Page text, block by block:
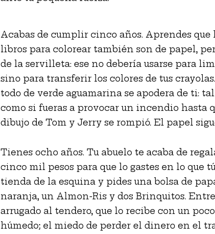
Acabas de cumplir cinco años. Aprendes que
libros para colorear también son de papel,
de la servilleta: ese no debería usarse para
sino para transferir los colores de tus
todo de verde aguamarina se apodera de ti:
como si fueras a provocar un incendio hasta
dibujo de Tom y Jerry se rompió. El papel
Tienes ocho años. Tu abuelo te acaba de
cinco mil pesos para que lo gastes en lo que
tienda de la esquina y pides una bolsa de
naranja, un Almon-Ris y dos Brinquitos.
arrugado al tendero, que lo recibe con un
húmedo; el miedo de perder el dinero en el